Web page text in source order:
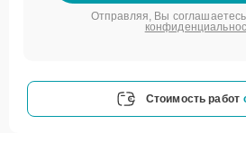
Отправляя, Вы
Стоимость работ